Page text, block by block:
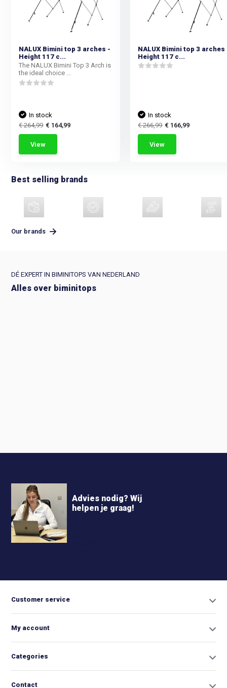
NALUX Bimini top 3 arches -
Height 117 c...
The NALUX Bimini Top 3 Arch is
the ideal choice ...
In stock
€ 264,99 € 164,99
View
NALUX Bimini top 3 arches
Height 117 c...
In stock
€ 266,99 € 166,99
View
Best selling brands
Our brands
DÉ EXPERT IN BIMINITOPS VAN NEDERLAND
Alles over biminitops
Advies nodig? Wij
helpen je graag!
Customer service
My account
Categories
Contact